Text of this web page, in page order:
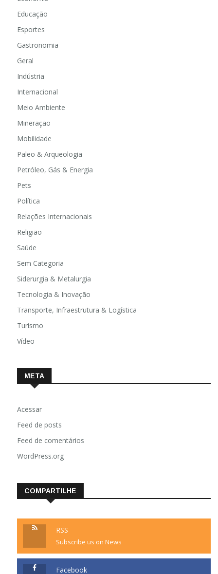
Educação
Esportes
Gastronomia
Geral
Indústria
Internacional
Meio Ambiente
Mineração
Mobilidade
Paleo & Arqueologia
Petróleo, Gás & Energia
Pets
Política
Relações Internacionais
Religião
Saúde
Sem Categoria
Siderurgia & Metalurgia
Tecnologia & Inovação
Transporte, Infraestrutura & Logística
Turismo
Vídeo
META
Acessar
Feed de posts
Feed de comentários
WordPress.org
COMPARTILHE
RSS
Subscribe us on News
Facebook